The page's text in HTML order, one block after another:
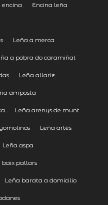
encina Encina leña
Leña a merca
a pobra do caramiñal
Leña allariz
amposta
Leña arenys de munt
Leña artés
Leña aspa
baix pallars
Leña barata a domicilio